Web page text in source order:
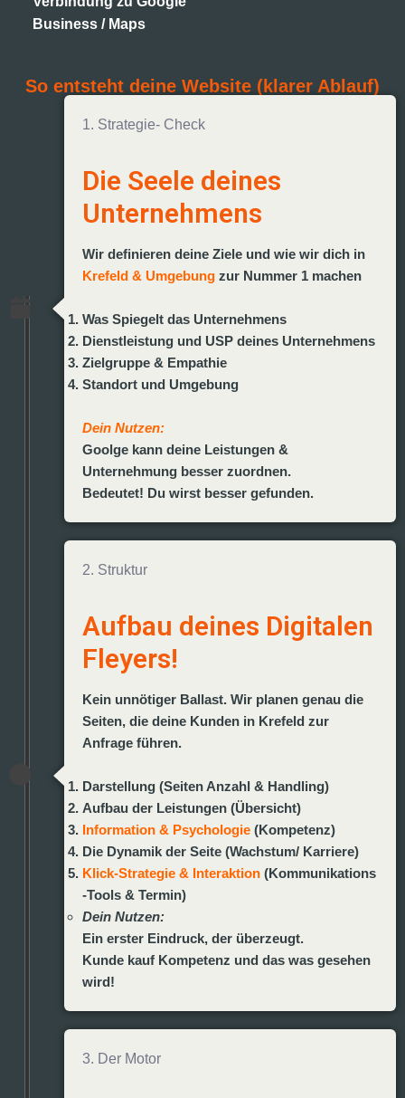
Business / Maps
So entsteht deine Website (klarer Ablauf)
1. Strategie- Check
Die Seele deines
Unternehmens
Wir definieren deine Ziele und wie wir dich in
Krefeld & Umgebung zur Nummer 1 machen
Was Spiegelt das Unternehmens
Dienstleistung und USP deines Unternehmens
Zielgruppe & Empathie
Standort und Umgebung
Dein Nutzen:
Goolge kann deine Leistungen &
Unternehmung besser zuordnen.
Bedeutet! Du wirst besser gefunden.
2. Struktur
Aufbau deines Digitalen
Fleyers!
Kein unnötiger Ballast. Wir planen genau die
Seiten, die deine Kunden in Krefeld zur
Anfrage führen.
Darstellung (Seiten Anzahl & Handling)
Aufbau der Leistungen (Übersicht)
Information & Psychologie (Kompetenz)
Die Dynamik der Seite (Wachstum/ Karriere)
Klick-Strategie & Interaktion (Kommunikations
-Tools & Termin)
Dein Nutzen:
Ein erster Eindruck, der überzeugt.
Kunde kauf Kompetenz und das was gesehen
wird!
3. Der Motor